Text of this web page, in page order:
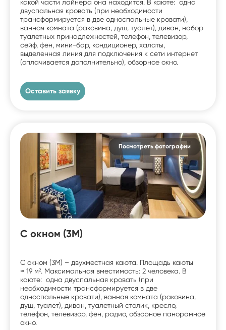
какой части лайнера она находится. В каюте: одна
двуспальная кровать (при необходимости
трансформируется в две односпальные кровати),
ванная комната (раковина, душ, туалет), диван, набор
туалетных принадлежностей, телефон, телевизор,
сейф, фен, мини-бар, кондиционер, халаты,
выделенная линия для подключения к сети интернет
(оплачивается дополнительно), обзорное окно.
Оставить заявку
Посмотреть фотографии
С окном (3M)
С окном (3M) – двухместная каюта. Площадь каюты
≈ 19 м². Максимальная вместимость: 2 человека. В
каюте: одна двуспальная кровать (при
необходимости трансформируется в две
односпальные кровати), ванная комната (раковина,
душ, туалет), диван, туалетный столик, кресло,
телефон, телевизор, фен, радио, обзорное панорамное
окно.